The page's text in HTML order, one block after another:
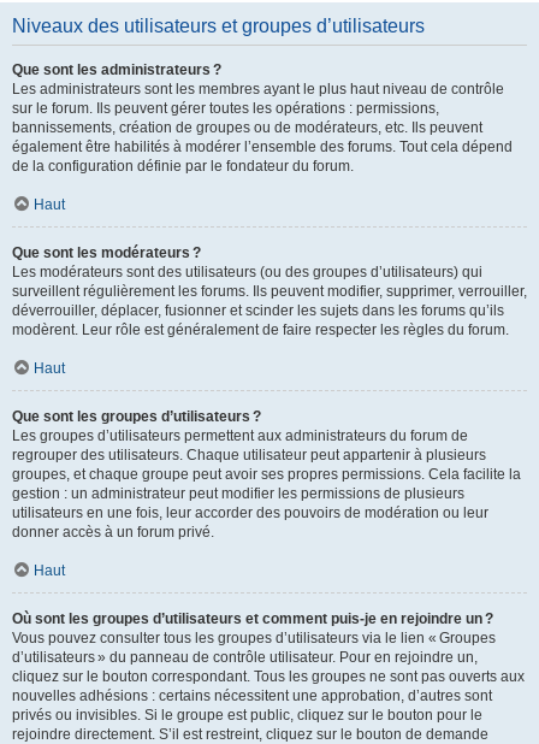
Niveaux des utilisateurs et groupes d’utilisateurs
Que sont les administrateurs ?
Les administrateurs sont les membres ayant le plus haut niveau de contrôle
sur le forum. Ils peuvent gérer toutes les opérations : permissions,
bannissements, création de groupes ou de modérateurs, etc. Ils peuvent
également être habilités à modérer l’ensemble des forums. Tout cela dépend
de la configuration définie par le fondateur du forum.
Haut
Que sont les modérateurs ?
Les modérateurs sont des utilisateurs (ou des groupes d’utilisateurs) qui
surveillent régulièrement les forums. Ils peuvent modifier, supprimer, verrouiller,
déverrouiller, déplacer, fusionner et scinder les sujets dans les forums qu’ils
modèrent. Leur rôle est généralement de faire respecter les règles du forum.
Haut
Que sont les groupes d’utilisateurs ?
Les groupes d’utilisateurs permettent aux administrateurs du forum de
regrouper des utilisateurs. Chaque utilisateur peut appartenir à plusieurs
groupes, et chaque groupe peut avoir ses propres permissions. Cela facilite la
gestion : un administrateur peut modifier les permissions de plusieurs
utilisateurs en une fois, leur accorder des pouvoirs de modération ou leur
donner accès à un forum privé.
Haut
Où sont les groupes d’utilisateurs et comment puis-je en rejoindre un ?
Vous pouvez consulter tous les groupes d’utilisateurs via le lien « Groupes
d’utilisateurs » du panneau de contrôle utilisateur. Pour en rejoindre un,
cliquez sur le bouton correspondant. Tous les groupes ne sont pas ouverts aux
nouvelles adhésions : certains nécessitent une approbation, d’autres sont
privés ou invisibles. Si le groupe est public, cliquez sur le bouton pour le
rejoindre directement. S’il est restreint, cliquez sur le bouton de demande